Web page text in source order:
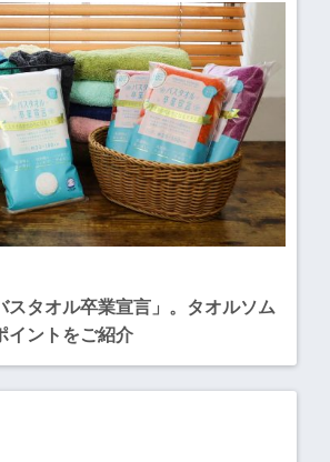
スタオル卒業宣言」。タオルソム
イントをご紹介